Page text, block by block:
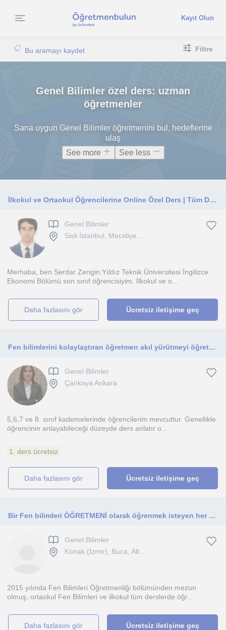
Kayıt Olun
Bu aramayı kaydet Filtre
Genel Bilimler özel ders: uzman
öğretmenler
Sana uygun Genel Bilimler öğretmenini bul, hedeflerine
ulaş
See more
See less
İlkokul ve Ortaokul Öğrencilerine Online Özel Ders | Tüm Dersler ve Ödev Desteği
Genel Bilimler
Sisli İstanbul, Mecidiye...
Merhaba, ben Serdar Zengin.Yıldız Teknik Üniversitesi İngilizce
Ekonomi Bölümü son sınıf öğrencisiyim. İlkokul ve o...
daha fazlasını gör Ücretsiz iletişime geç
Fen bilimlerini kolaylaştıran öğretmen akıl yürütmeyi öğreten kişiyimdir.
Genel Bilimler
Çankaya Ankara
5,6,7 ve 8. sınıf kademelerinde öğrencilerim mevcuttur. Genellikle
öğrencinin anlayabileceği düzeyde ders anlatır o...
1. ders ücretsiz
daha fazlasını gör Ücretsiz iletişime geç
Bir Fen bilimleri ÖĞRETMENİ olarak öğrenmek isteyen her kese verebilecek çokkkk bilgi var...
Genel Bilimler
Konak (İzmir), Buca, Alt...
2015 yılında Fen Bilimleri Öğretmenliği bölümünden mezun
olmuş, ortaokul Fen Bilimleri ve ilkokul tüm derslerde öğr...
daha fazlasını gör Ücretsiz iletişime geç